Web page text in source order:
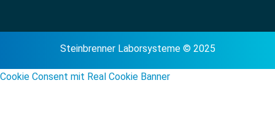
Steinbrenner Laborsysteme © 2025
Cookie Consent mit Real Cookie Banner